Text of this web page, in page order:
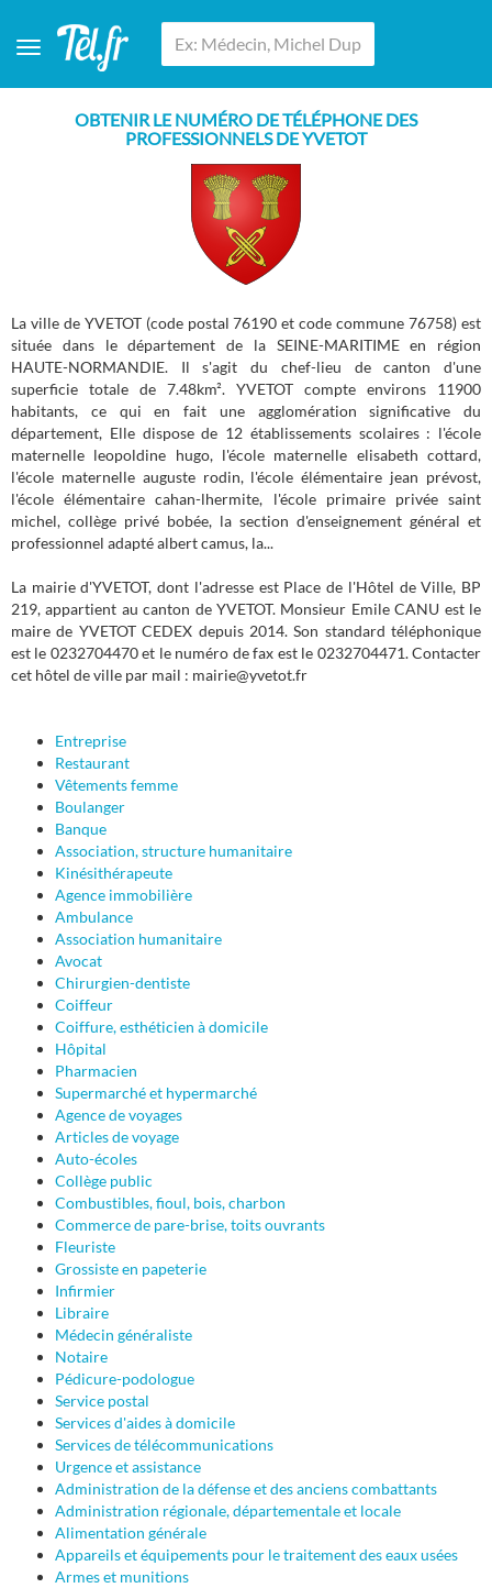
OBTENIR LE NUMÉRO DE TÉLÉPHONE DES
PROFESSIONNELS DE YVETOT
La ville de YVETOT (code postal 76190 et code commune 76758) est
située dans le département de la SEINE-MARITIME en région
HAUTE-NORMANDIE. Il s'agit du chef-lieu de canton d'une
superficie totale de 7.48km². YVETOT compte environs 11900
habitants, ce qui en fait une agglomération significative du
département, Elle dispose de 12 établissements scolaires : l'école
maternelle leopoldine hugo, l'école maternelle elisabeth cottard,
l'école maternelle auguste rodin, l'école élémentaire jean prévost,
l'école élémentaire cahan-lhermite, l'école primaire privée saint
michel, collège privé bobée, la section d'enseignement général et
professionnel adapté albert camus, la...
La mairie d'YVETOT, dont l'adresse est Place de l'Hôtel de Ville, BP
219, appartient au canton de YVETOT. Monsieur Emile CANU est le
maire de YVETOT CEDEX depuis 2014. Son standard téléphonique
est le 0232704470 et le numéro de fax est le 0232704471. Contacter
cet hôtel de ville par mail : mairie@yvetot.fr
Entreprise
Restaurant
Vêtements femme
Boulanger
Banque
Association, structure humanitaire
Kinésithérapeute
Agence immobilière
Ambulance
Association humanitaire
Avocat
Chirurgien-dentiste
Coiffeur
Coiffure, esthéticien à domicile
Hôpital
Pharmacien
Supermarché et hypermarché
Agence de voyages
Articles de voyage
Auto-écoles
Collège public
Combustibles, fioul, bois, charbon
Commerce de pare-brise, toits ouvrants
Fleuriste
Grossiste en papeterie
Infirmier
Libraire
Médecin généraliste
Notaire
Pédicure-podologue
Service postal
Services d'aides à domicile
Services de télécommunications
Urgence et assistance
Administration de la défense et des anciens combattants
Administration régionale, départementale et locale
Alimentation générale
Appareils et équipements pour le traitement des eaux usées
Armes et munitions